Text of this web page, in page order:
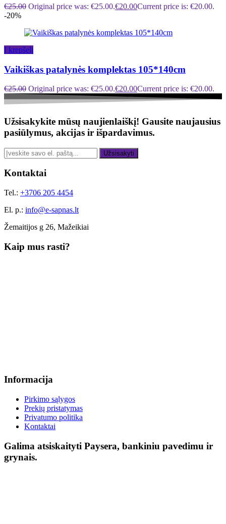
€25.00 Original price was: €25.00.€20.00Current price is: €20.00.
-20%
Į krepšelį
Vaikiškas patalynės komplektas 105*140cm
€25.00 Original price was: €25.00.€20.00Current price is: €20.00.
Užsisakykite mūsų naujienlaiškį! Gausite naujausius
pasiūlymus, akcijas ir išpardavimus.
Užsisakyti
Kontaktai
Tel.: +3706 205 4454
El. p.: info@e-sapnas.lt
Žemaitijos g 26, Mažeikiai
Kaip mus rasti?
Informacija
Pirkimo sąlygos
Prekių pristatymas
Privatumo politika
Kontaktai
Galima atsiskaityti Paysera, bankiniu pavedimu ir
grynais.